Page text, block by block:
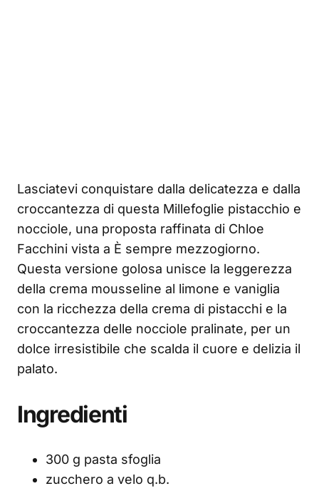
Lasciatevi conquistare dalla delicatezza e dalla
croccantezza di questa Millefoglie pistacchio e
nocciole, una proposta raffinata di Chloe
Facchini vista a È sempre mezzogiorno.
Questa versione golosa unisce la leggerezza
della crema mousseline al limone e vaniglia
con la ricchezza della crema di pistacchi e la
croccantezza delle nocciole pralinate, per un
dolce irresistibile che scalda il cuore e delizia il
palato.
Ingredienti
300 g pasta sfoglia
zucchero a velo q.b.